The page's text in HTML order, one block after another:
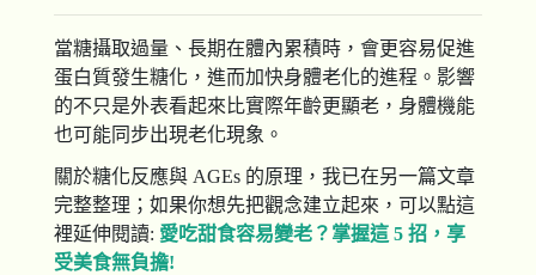
當糖攝取過量、長期在體內累積時，會更容易促進
蛋白質發生糖化，進而加快身體老化的進程。影響
的不只是外表看起來比實際年齡更顯老，身體機能
也可能同步出現老化現象。
關於糖化反應與 AGEs 的原理，我已在另一篇文章
完整整理；如果你想先把觀念建立起來，可以點這
裡延伸閱讀: 愛吃甜食容易變老？掌握這 5 招，享
受美食無負擔!